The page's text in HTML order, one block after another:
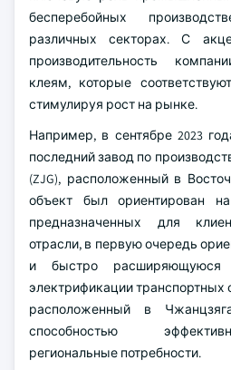
бесперебойных
различных секторах. С
производительность
клеям, которые
стимулируя рост на рынке.
Например, в сентябре 2023
последний завод по
(ZJG), расположенный в
объект был ориентирован
предназначенных для
отрасли, в первую очередь
и быстро расширяющуюся
электрификации транспортных
расположенный в
способностью
региональные потребности.